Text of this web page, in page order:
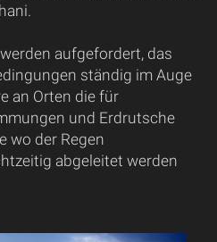
aufgefordert, das
ständig im Auge
an Orten die für
und Erdrutsche
wo der Regen
abgeleitet werden